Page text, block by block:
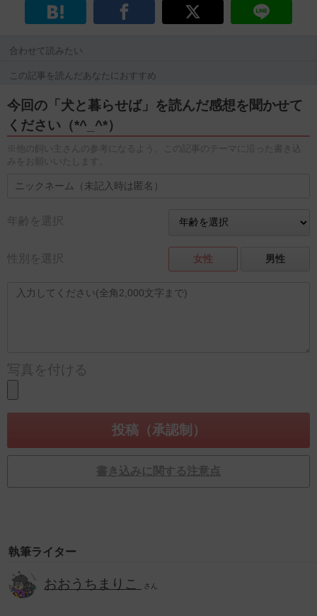
合わせて読みたい
この記事を読んだあなたにおすすめ
今回の「犬と暮らせば」を読んだ感想を聞かせて
ください（*^_^*）
※他の飼い主さんの参考になるよう、この記事のテーマに沿った書き込
みをお願いいたします。
年齢を選択
性別を選択 女性 男性
写真を付ける
書き込みに関する注意点
執筆ライター
おおうちまりこ さん